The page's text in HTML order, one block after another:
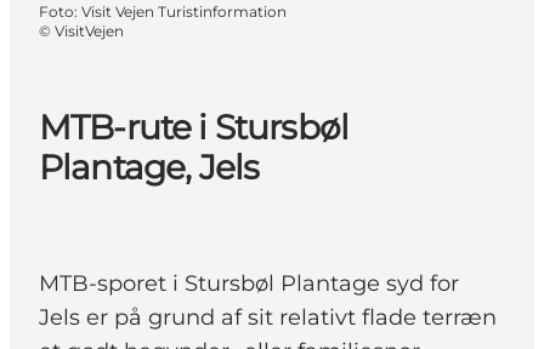
MTB-rute i Stursbøl
Plantage, Jels
MTB-sporet i Stursbøl Plantage syd for
Jels er på grund af sit relativt flade terræn
Foto: Visit Vejen Turistinformation
© VisitVejen